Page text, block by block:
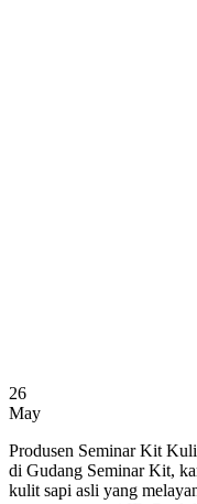
26
May
Produsen Seminar Kit
di Gudang Seminar Kit,
kulit sapi asli yang